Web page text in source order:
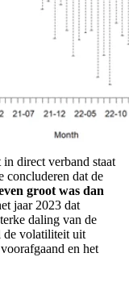
direct verband staat
concluderen dat de
groot was dan
jaar 2023 dat
daling van de
de volatiliteit uit
en het